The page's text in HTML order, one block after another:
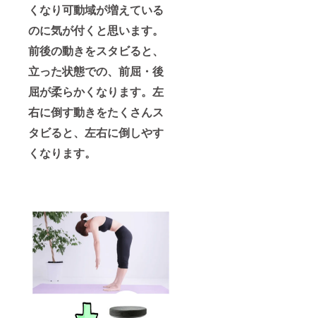
くなり可動域が増えている
のに気が付くと思います。
前後の動きをスタビると、
立った状態での、前屈・後
屈が柔らかくなります。左
右に倒す動きをたくさんス
タビると、左右に倒しやす
くなります。